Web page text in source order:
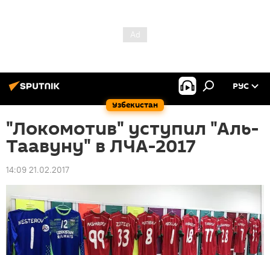
Узбекистан
РУС
"Локомотив" уступил "Аль-
Таавуну" в ЛЧА-2017
14:09 21.02.2017